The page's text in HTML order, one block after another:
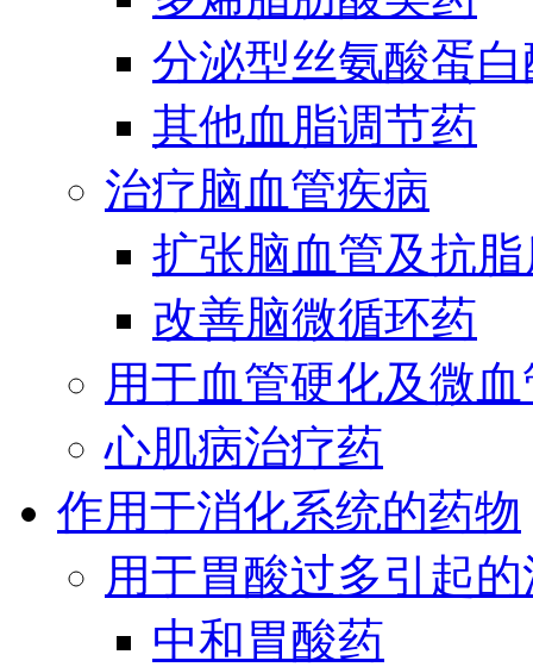
分泌型丝氨酸蛋
其他血脂调节药
治疗脑血管疾病
扩张脑血管及抗
改善脑微循环药
用于血管硬化及微
心肌病治疗药
作用于消化系统的药物
用于胃酸过多引起
中和胃酸药